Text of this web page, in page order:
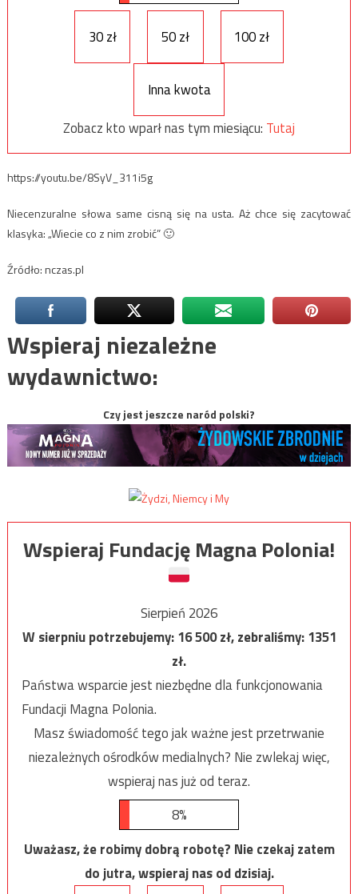
30 zł 50 zł 100 zł
Inna kwota
Zobacz kto wparł nas tym miesiącu: Tutaj
https://youtu.be/8SyV_311i5g
Niecenzuralne słowa same cisną się na usta. Aż chce się zacytować
klasyka: „Wiecie co z nim zrobić” 🙂
Źródło: nczas.pl
Wspieraj niezależne
wydawnictwo:
Czy jest jeszcze naród polski?
Wspieraj Fundację Magna Polonia!
Sierpień 2026
W sierpniu potrzebujemy:16 500zł, zebraliśmy:1351
zł.
Państwa wsparcie jest niezbędne dla funkcjonowania
Fundacji Magna Polonia.
Masz świadomość tego jak ważne jest przetrwanie
niezależnych ośrodków medialnych? Nie zwlekaj więc,
wspieraj nas już od teraz.
8%
Uważasz, że robimy dobrą robotę? Nie czekaj zatem
do jutra, wspieraj nas od dzisiaj.